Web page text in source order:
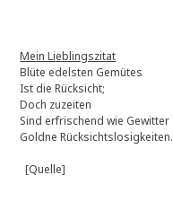
Mein Lieblingszitat
Blüte edelsten Gemütes
Ist die Rücksicht;
Doch zuzeiten
Sind erfrischend wie Gewitter
Goldne Rücksichtslosigkeiten.
[Quelle]